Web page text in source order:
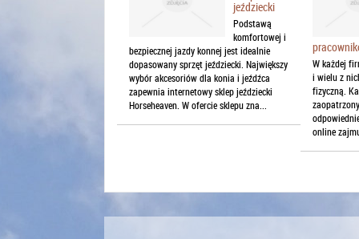
jeździecki
Podstawą
komfortowej i
bezpiecznej jazdy konnej jest idealnie
dopasowany sprzęt jeździecki. Największy
wybór akcesoriów dla konia i jeźdźca
zapewnia internetowy sklep jeździecki
Horseheaven. W ofercie sklepu zna...
W każdej
i wielu z
fizyczną.
online